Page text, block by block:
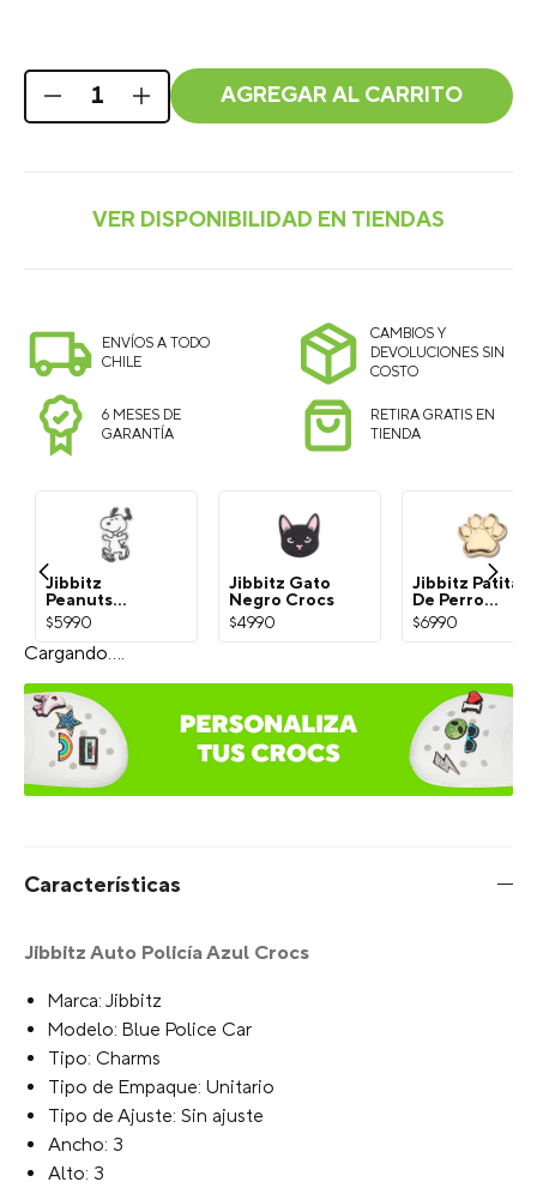
AGREGAR AL CARRITO
ENVÍOS A TODO
CHILE
CAMBIOS Y
DEVOLUCIONES SIN
COSTO
6 MESES DE
GARANTÍA
RETIRA GRATIS EN
TIENDA
Jibbitz
Peanuts
Snoopy
Blanco Crocs
$5990
Jibbitz Gato
Negro Crocs
$4990
Jibbitz Patita
De Perro
Dorada Crocs
$6990
¡Exprésate con Jibbitz!
Selecciona el estilo del Charm:
Escribe para agregar Limite de Caracteres
Tu selección:
Escribe para agregar